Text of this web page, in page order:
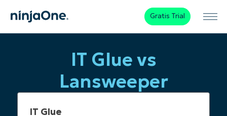
Gratis Trial
IT Glue vs
Lansweeper